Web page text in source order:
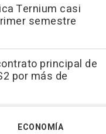
Ternium casi
semestre
principal de
por más de
ECONOMÍA